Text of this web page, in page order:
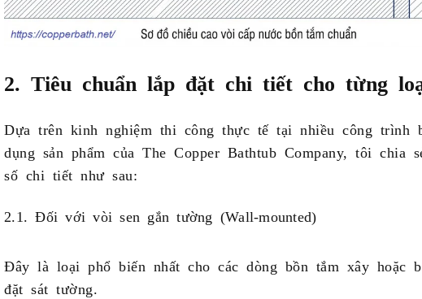
2. Tiêu chuẩn lắp đặt chi tiết cho từng
Dựa trên kinh nghiệm thi công thực tế tại nhiều công trình
dụng sản phẩm của The Copper Bathtub Company, tôi chia
số chi tiết như sau:
2.1. Đối với vòi sen gắn tường (Wall-mounted)
Đây là loại phổ biến nhất cho các dòng bồn tắm xây hoặc
đặt sát tường.